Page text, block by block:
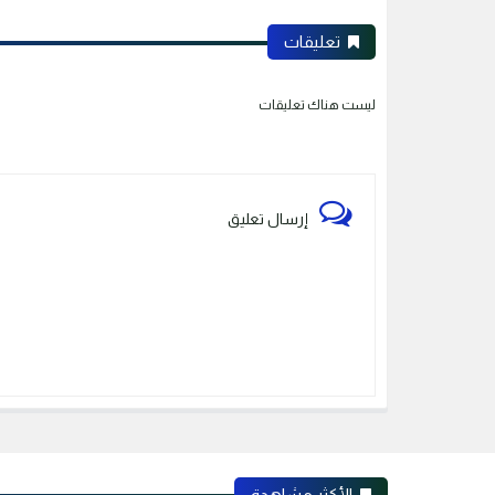
تعليقات
ليست هناك تعليقات
إرسال تعليق